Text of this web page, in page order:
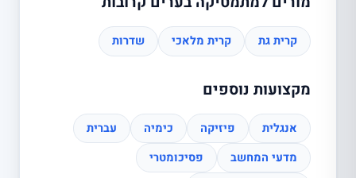
קרית גת קרית מלאכי שדרות
מקצועות נוספים
אנגלית פיזיקה כימיה
עברית
מדעי המחשב
פסיכומטרי